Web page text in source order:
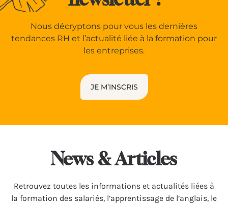
Nous décryptons pour vous les dernières
tendances RH et l’actualité liée à la formation pour
les entreprises.
JE M’INSCRIS
News & Articles
Retrou­vez toutes les infor­ma­tions et actua­li­tés liées à
la forma­tion des salariés, l’apprentissage de l’anglais, le